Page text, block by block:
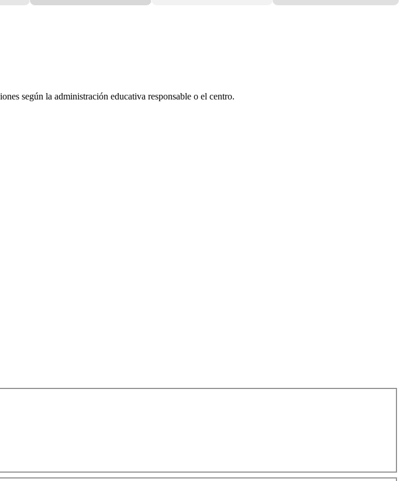
según la administración educativa responsable o el centro.